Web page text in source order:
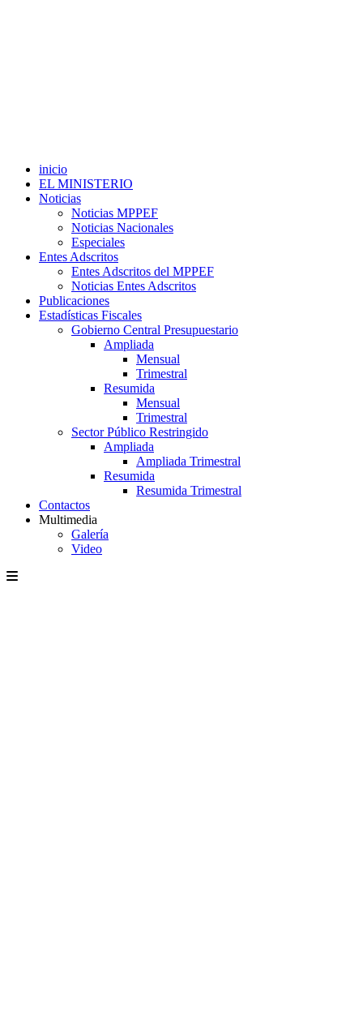
inicio
EL MINISTERIO
Noticias
Noticias MPPEF
Noticias Nacionales
Especiales
Entes Adscritos
Entes Adscritos del MPPEF
Noticias Entes Adscritos
Publicaciones
Estadísticas Fiscales
Gobierno Central Presupuestario
Ampliada
Mensual
Trimestral
Resumida
Mensual
Trimestral
Sector Público Restringido
Ampliada
Ampliada Trimestral
Resumida
Resumida Trimestral
Contactos
Multimedia
Galería
Video